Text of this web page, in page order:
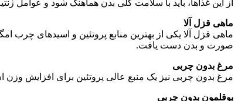
از این غذاها، باید با سلامت کلی بدن هماهنگ شود و عوامل
ماهی قزل آلا
صورت و بدن دست یافت.
مرغ بدون چربی
مرغ بدون چربی نیز یک منبع عالی پروتئین برای افزایش
بوقلمون بدون چربی